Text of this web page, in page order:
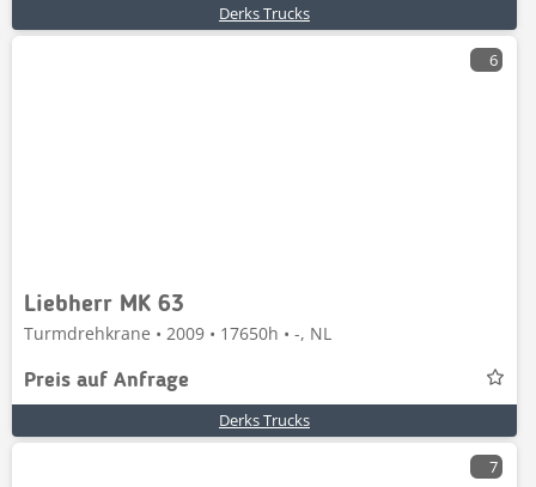
Derks Trucks
6
Liebherr MK 63
Turmdrehkrane • 2009 • 17650h • -, NL
Preis auf Anfrage
Derks Trucks
7